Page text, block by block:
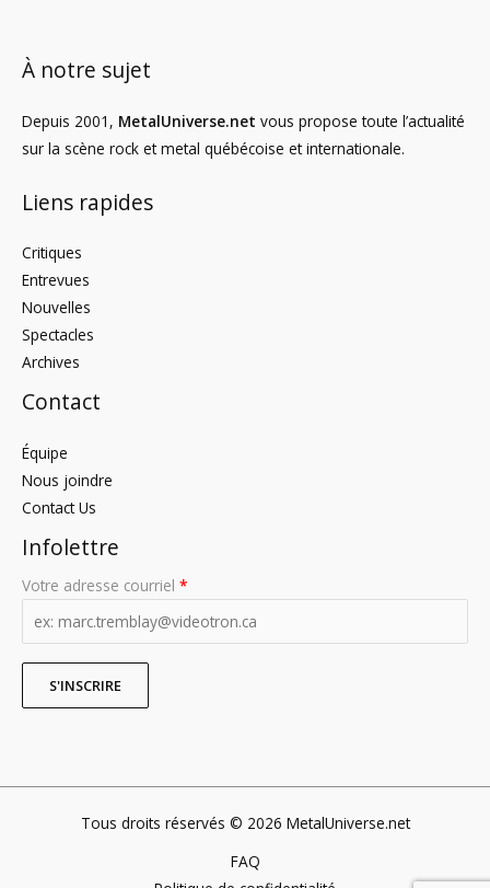
À notre sujet
Depuis 2001, MetalUniverse.net vous propose toute l’actualité
sur la scène rock et metal québécoise et internationale.
Liens rapides
Critiques
Entrevues
Nouvelles
Spectacles
Archives
Contact
Équipe
Nous joindre
Contact Us
Infolettre
Votre adresse courriel *
Tous droits réservés © 2026 MetalUniverse.net
FAQ